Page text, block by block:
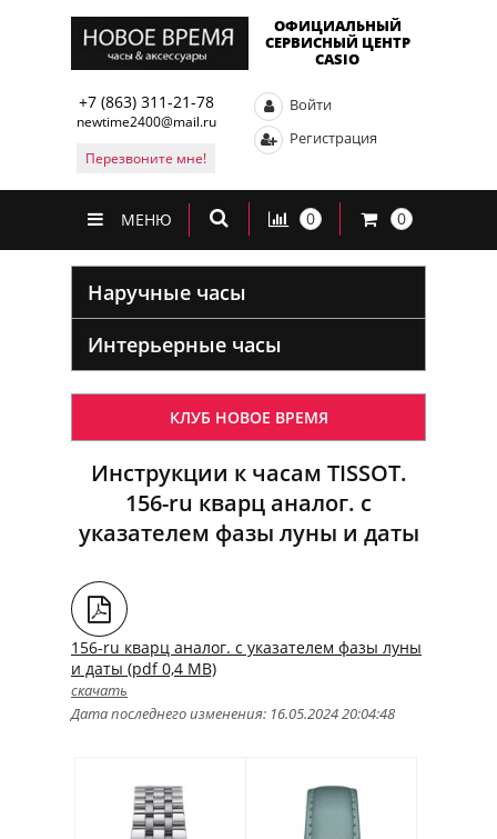
ОФИЦИАЛЬНЫЙ
СЕРВИСНЫЙ ЦЕНТР
CASIO
+7 (863) 311-21-78
newtime2400@mail.ru
Перезвоните мне!
Войти
Регистрация
МЕНЮ 0 0
Наручные часы
Интерьерные часы
КЛУБ НОВОЕ ВРЕМЯ
Инструкции к часам TISSOT.
156-ru кварц аналог. с
указателем фазы луны и даты
156-ru кварц аналог. с указателем фазы луны
и даты (pdf 0,4 MB)
скачать
Дата последнего изменения: 16.05.2024 20:04:48